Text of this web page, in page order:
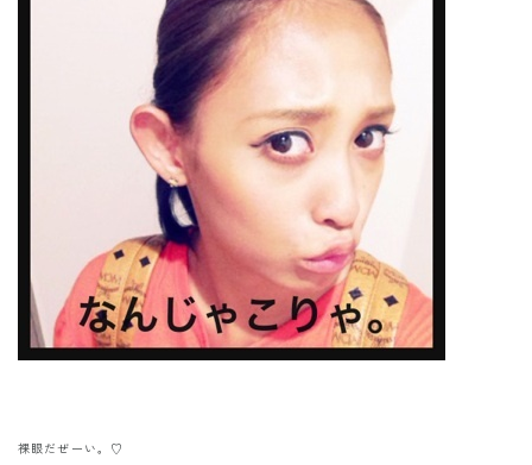
裸眼だぜーい。♡